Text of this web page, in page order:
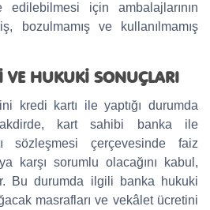
için ambalajlarının
bozulmamış ve kullanılmamış
VE HUKUKİ SONUÇLARI
kredi kartı ile yaptığı durumda
kart sahibi banka ile
sözleşmesi çerçevesinde faiz
karşı sorumlu olacağını kabul,
Bu durumda ilgili banka hukuki
masrafları ve vekâlet ücretini